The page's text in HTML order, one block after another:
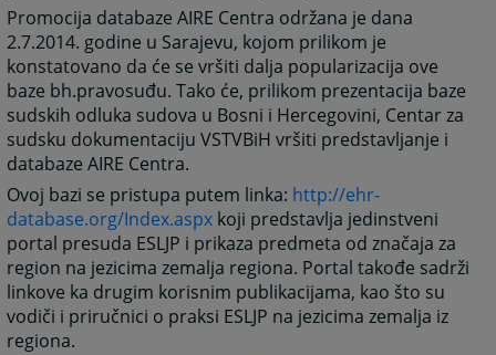
Promocija databaze AIRE Centra održana je dana
2.7.2014. godine u Sarajevu, kojom prilikom je
konstatovano da će se vršiti dalja popularizacija ove
baze bh.pravosuđu. Tako će, prilikom prezentacija baze
sudskih odluka sudova u Bosni i Hercegovini, Centar za
sudsku dokumentaciju VSTVBiH vršiti predstavljanje i
databaze AIRE Centra.
Ovoj bazi se pristupa putem linka: http://ehr-
database.org/Index.aspx koji predstavlja jedinstveni
portal presuda ESLJP i prikaza predmeta od značaja za
region na jezicima zemalja regiona. Portal takođe sadrži
linkove ka drugim korisnim publikacijama, kao što su
vodiči i priručnici o praksi ESLJP na jezicima zemalja iz
regiona.